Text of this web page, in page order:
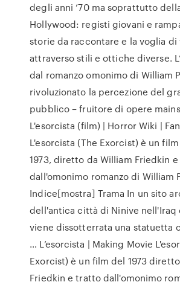
degli anni ’70 ma soprattutto
Hollywood: registi giovani e
storie da raccontare e la voglia di
attraverso stili e ottiche diverse.
dal romanzo omonimo di William
rivoluzionato la percezione del
pubblico – fruitore di opere
L'esorcista (film) | Horror Wiki |
L'esorcista (The Exorcist) è un
1973, diretto da William Friedkin
dall'omonimo romanzo di William
Indice[mostra] Trama In un sito
dell'antica città di Ninive nell'Iraq
viene dissotterrata una statuetta
… L’esorcista | Making Movie
Exorcist) è un film del 1973
Friedkin e tratto dall'omonimo